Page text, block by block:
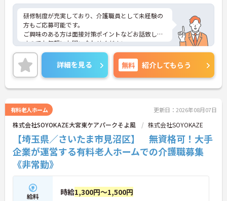
研修制度が充実しており、介護職員として未経験の
方もご応募可能です。
ご興味のある方は面接対策ポイントなどお話致しま
すのでお気軽にお問い合わせください。
詳細を見る 無料 紹介してもらう
有料老人ホーム 更新日：2026年08月07日
株式会社SOYOKAZE大宮東ケアパークそよ風 株式会社SOYOKAZE
【埼玉県／さいたま市見沼区】 無資格可！大手
企業が運営する有料老人ホームでの介護職募集
《非常勤》
給料 時給1,300円～1,500円